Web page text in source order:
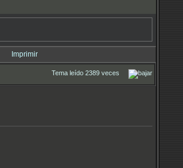
Imprimir
Tema leído 2389 veces